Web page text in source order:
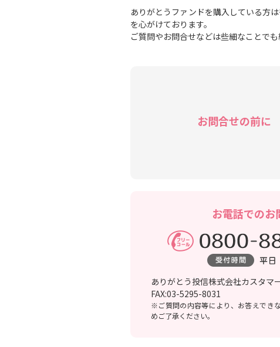
ありがとうファンドを購入している方
を心がけております。
ご質問やお問合せなどは些細なことで
お問合せの前に
お電話でのお
ありがとう投信株式会社カスタマ
FAX:03-5295-8031
※ご質問の内容等により、お答えでき
めご了承ください。